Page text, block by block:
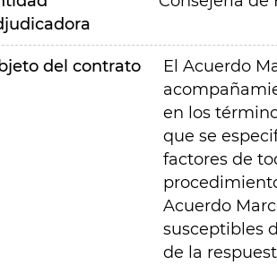
del contrato
El Acuerdo
en los
que se
factores de
Acuerdo
susceptibles
de la